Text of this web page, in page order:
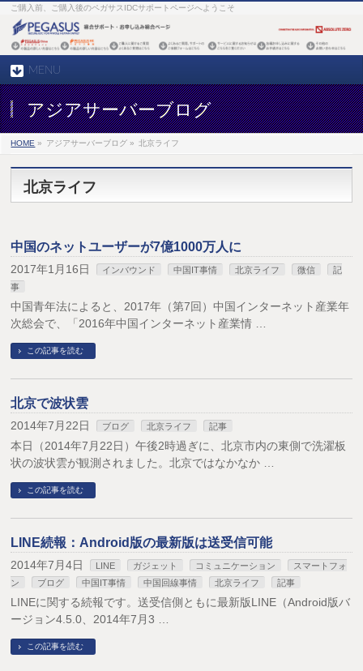
ご購入前、ご購入後のペガサスIDCサポートページへようこそ
MENU
アジアサーバーブログ
HOME » アジアサーバーブログ » 北京ライフ
北京ライフ
中国のネットユーザーが7億1000万人に
2017年1月16日 インバウンド 中国IT事情 北京ライフ 微信
記
事
中国青年法によると、2017年（第7回）中国インターネット産業年
次総会で、「2016年中国インターネット産業情 …
この記事を読む
北京で波状雲
2014年7月22日 ブログ 北京ライフ 記事
本日（2014年7月22日）午後2時過ぎに、北京市内の東側で洗濯板
状の波状雲が観測されました。北京ではなかなか …
この記事を読む
LINE続報：Android版の最新版は送受信可能
2014年7月4日 LINE ガジェット コミュニケーション
スマートフォ
ン
ブログ 中国IT事情 中国回線事情 北京ライフ 記事
LINEに関する続報です。送受信側ともに最新版LINE（Android版バ
ージョン4.5.0、2014年7月3 …
この記事を読む